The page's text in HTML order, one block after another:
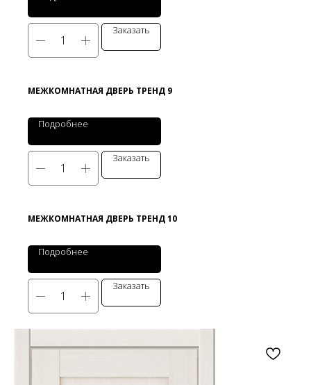
Заказать
МЕЖКОМНАТНАЯ ДВЕРЬ ТРЕНД 9
Подробнее
Заказать
МЕЖКОМНАТНАЯ ДВЕРЬ ТРЕНД 10
Подробнее
Заказать